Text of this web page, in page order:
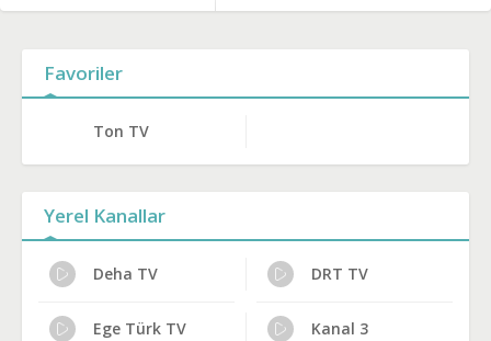
Favoriler
Ton TV
Yerel Kanallar
Deha TV DRT TV
Ege Türk TV Kanal 3